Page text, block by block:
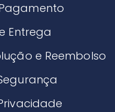
Entrega
e Reembolso